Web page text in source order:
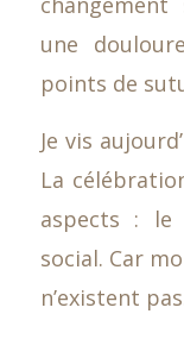
une
points de
Je vis
La
aspects : le
social. Car
n’existent